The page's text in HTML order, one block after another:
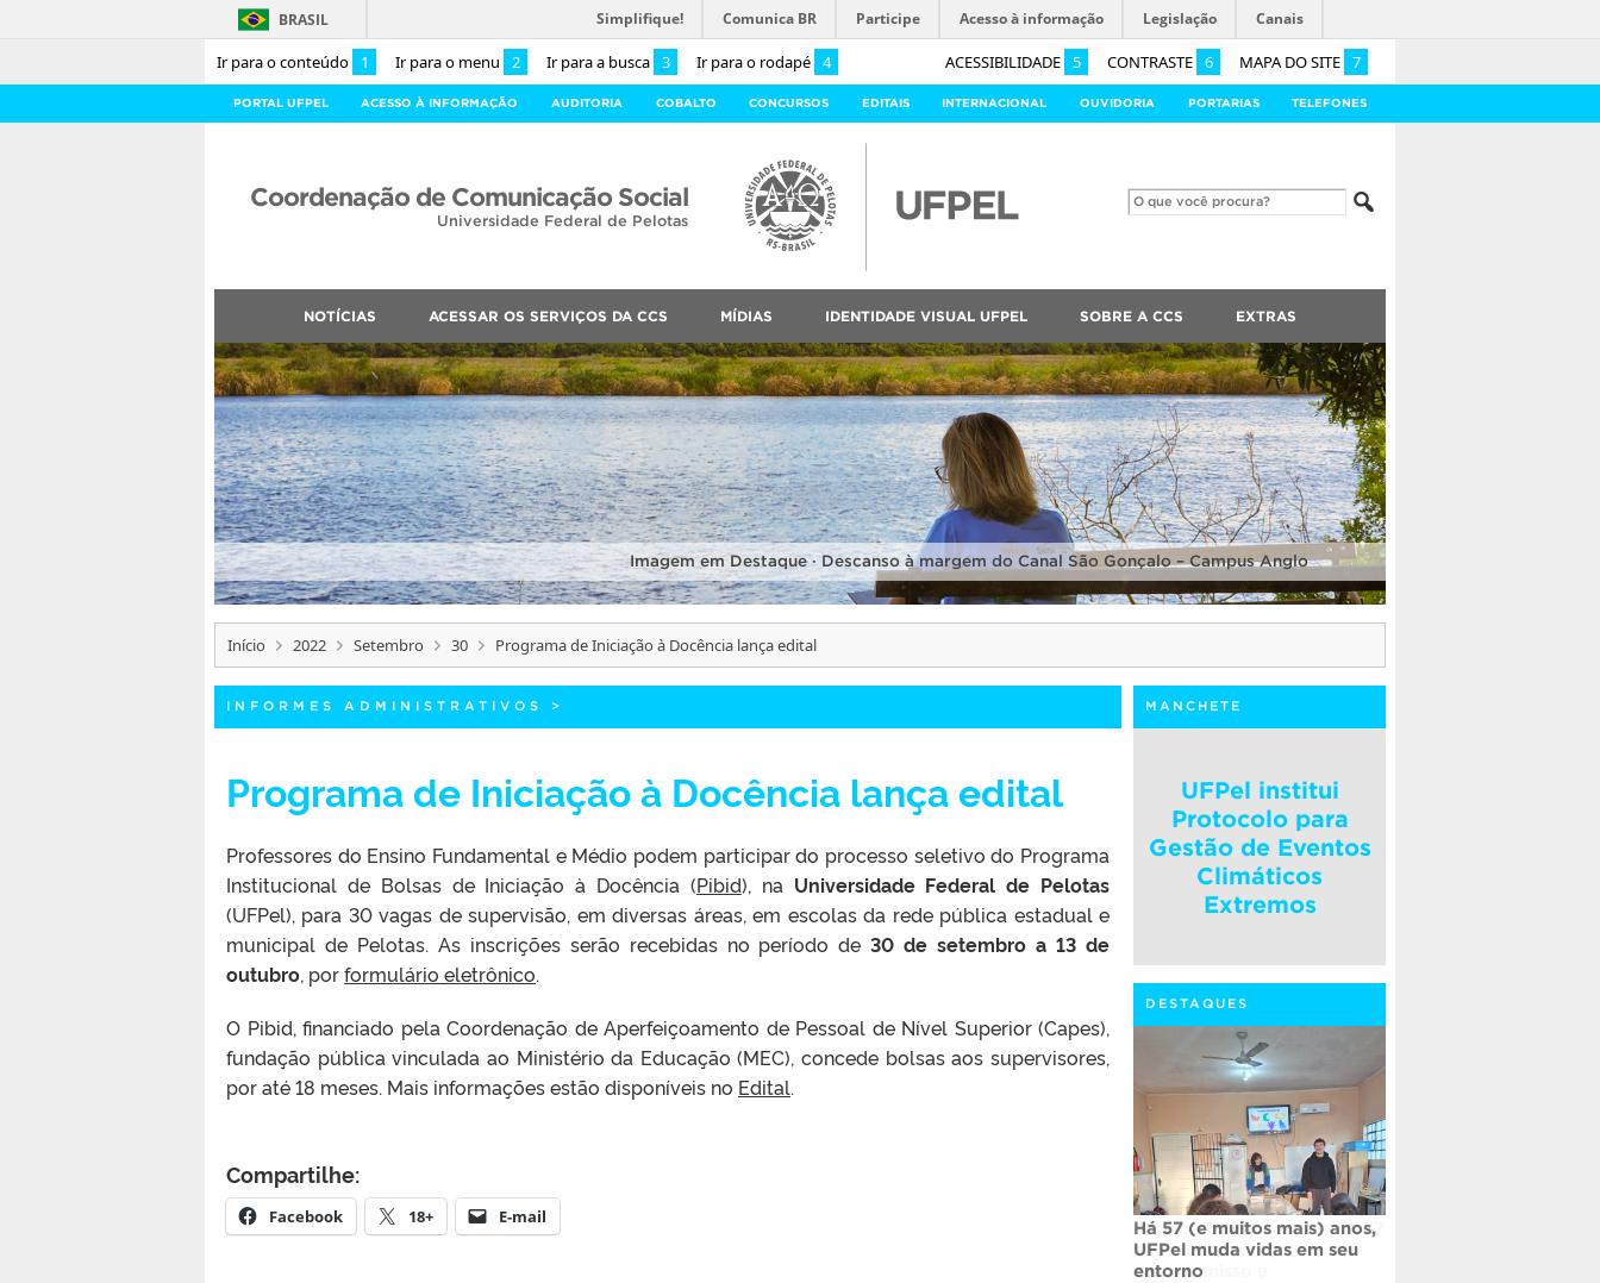
Ir para o conteúdo 1 Ir para o menu 2 Ir para a busca 3 Ir para o rodapé 4 ACESSIBILIDADE 5 CONTRASTE 6 MAPA DO SITE 7
BRASIL Simplifique! Comunica BR Participe Acesso à informação Legislação Canais
PORTAL UFPEL ACESSO À INFORMAÇÃO AUDITORIA COBALTO CONCURSOS EDITAIS INTERNACIONAL OUVIDORIA PORTARIAS TELEFONES
Coordenação de Comunicação Social
Universidade Federal de Pelotas
NOTÍCIAS ACESSAR OS SERVIÇOS DA CCS MÍDIAS IDENTIDADE VISUAL UFPEL SOBRE A CCS EXTRAS
Imagem em Destaque · Descanso à margem do Canal São Gonçalo – Campus Anglo
Início 2022 Setembro 30 Programa de Iniciação à Docência lança edital
INFORMES ADMINISTRATIVOS >
Programa de Iniciação à Docência lança edital
Professores do Ensino Fundamental e Médio podem participar do processo seletivo do Programa
Institucional de Bolsas de Iniciação à Docência (Pibid), na Universidade Federal de Pelotas
(UFPel), para 30 vagas de supervisão, em diversas áreas, em escolas da rede pública estadual e
municipal de Pelotas. As inscrições serão recebidas no período de30 de setembro a 13 de
outubro, porformulário eletrônico.
O Pibid, financiado pela Coordenação de Aperfeiçoamento de Pessoal de Nível Superior (Capes),
fundação pública vinculada ao Ministério da Educação (MEC), concede bolsas aos supervisores,
por até 18 meses. Mais informações estão disponíveis no Edital.
Compartilhe:
Facebook 18+ E-mail
MANCHETE
UFPel institui
Protocolo para
Gestão de Eventos
Climáticos
Extremos
DESTAQUES
Há 57 (e muitos mais) anos,
UFPel muda vidas em seu
entorno